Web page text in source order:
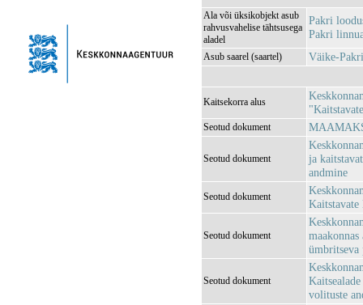
Ala või üksikobjekt asub
rahvusvahelise tähtsusega
aladel
Pakri
Pakri
Asub saarel (saartel) Väike-
Kaitsekorra alus
Seotud dokument
Seotud dokument
ja
andmine
Seotud dokument
Kaitstavate
Seotud dokument
Seotud dokument
volituste